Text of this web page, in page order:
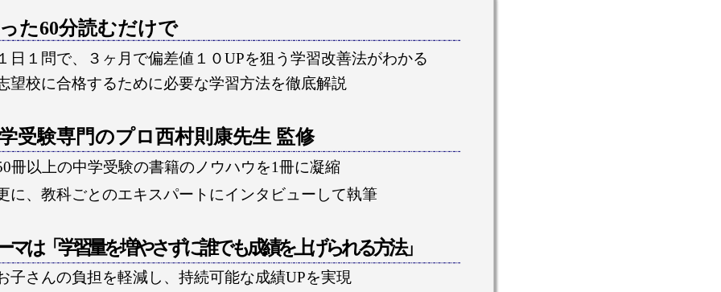
た60分読むだけで
日１問で、３ヶ月で偏差値１０UPを狙う学習改善法がわかる
望校に合格するために必要な学習方法を徹底解説
受験専門のプロ西村則康先生 監修
冊以上の中学受験の書籍のノウハウを1冊に凝縮
に、教科ごとのエキスパートにインタビューして執筆
マは「学習量を増やさずに誰でも成績を上げられる方法」
子さんの負担を軽減し、持続可能な成績UPを実現